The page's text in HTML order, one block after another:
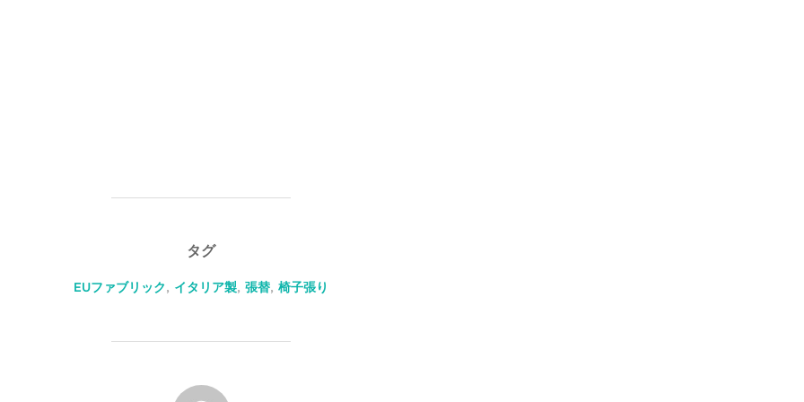
タグ
EUファブリック, イタリア製, 張替, 椅子張り
投稿者